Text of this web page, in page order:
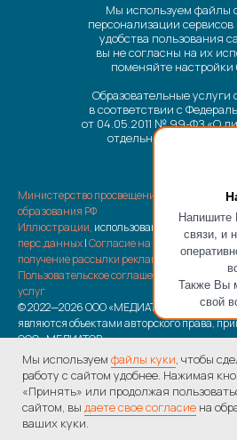
Напишите
связи, и
Также Вы
свой
на все курсы по
промокоду Лето
Мы используем файлы
персонализации
удобства пользования
вы не согласны на их
поменяйте настройки
Образовательные услуги
в соответствии с
от 04.05.2011 № 99-ФЗ «О
отдельных видов
Министерство просвещения РФ
образования РФ
Иллюстрации, использованные на сайте |
перс.данных|Согласие на обработку
получение рассылки рекламно-
Пользовательское соглашение
Отписка от
услуг
© 2022—2026 ООО «МЕДИАТОР» Все
являются объектами авторского права,
ООО «МЕДИАТОР»
Мы используем файлы куки, чтобы
работу с сайтом удобнее. Нажимая
«Принять» или продолжая
сайтом, вы даете свое согласие на
ваших куки.